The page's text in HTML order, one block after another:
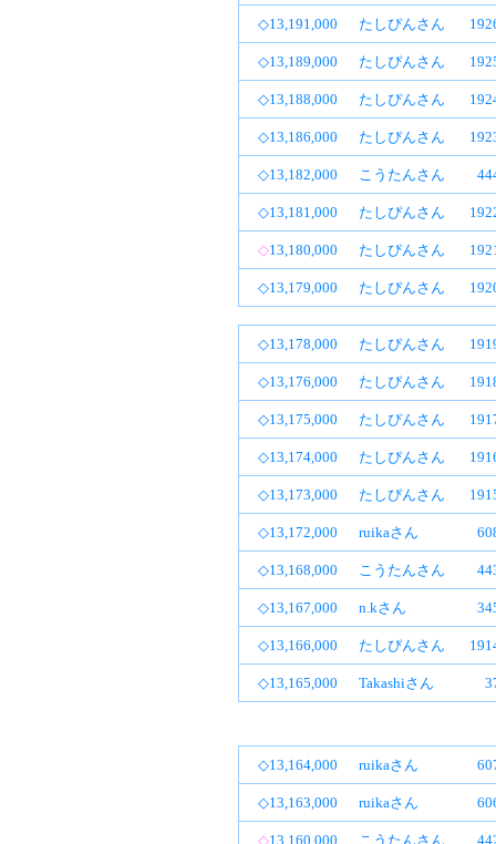
◇13,191,000 たしぴんさん
◇13,189,000 たしぴんさん
◇13,188,000 たしぴんさん
◇13,186,000 たしぴんさん
◇13,182,000 こうたんさん
◇13,181,000 たしぴんさん
◇13,180,000 たしぴんさん
◇13,179,000 たしぴんさん
◇13,178,000 たしぴんさん
◇13,176,000 たしぴんさん
◇13,175,000 たしぴんさん
◇13,174,000 たしぴんさん
◇13,173,000 たしぴんさん
◇13,172,000 ruikaさん
◇13,168,000 こうたんさん
◇13,167,000 n.kさん
◇13,166,000 たしぴんさん
◇13,165,000 Takashiさん
◇13,164,000 ruikaさん
◇13,163,000 ruikaさん
◇13,160,000 こうたんさん